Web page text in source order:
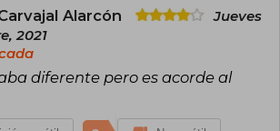
que abarcan géneros como literatura
referencia lingüística y gastronomía, se
consolidado como herramientas
en sus respectivos campos.
Alarcón
Jueves
2021
diferente pero es acorde al